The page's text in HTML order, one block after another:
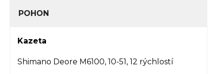
POHON
Kazeta
Shimano Deore M6100, 10-51, 12 rýchlostí